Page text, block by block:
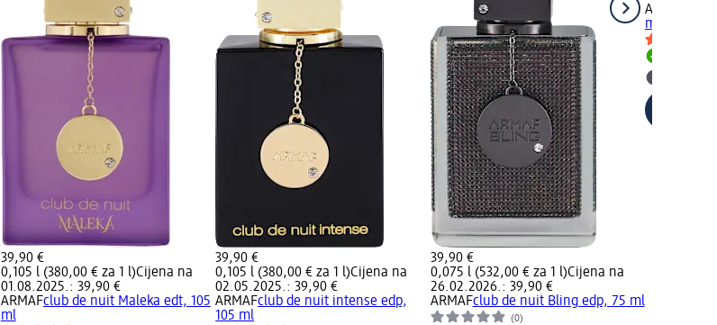
39,90 €
0,105 l (380,00 € za 1 l)Cijena na
01.08.2025.: 39,90 €
ARMAFclub de nuit Maleka edt, 105
ml
39,90 €
0,105 l (380,00 € za 1 l)Cijena na
02.05.2025.: 39,90 €
ARMAFclub de nuit intense edp,
105 ml
39,90 €
0,075 l (532,00 € za 1 l)Cijena na
26.02.2026.: 39,90 €
ARMAFclub de nuit Bling edp, 75 ml
(0)
ARMAF
ml